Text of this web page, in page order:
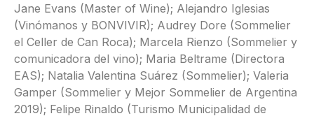
Jane Evans (Master of Wine); Alejandro Iglesias
(Vinómanos y BONVIVIR); Audrey Dore (Sommelier
el Celler de Can Roca); Marcela Rienzo (Sommelier y
comunicadora del vino); Maria Beltrame (Directora
EAS); Natalia Valentina Suárez (Sommelier); Valeria
Gamper (Sommelier y Mejor Sommelier de Argentina
2019); Felipe Rinaldo (Turismo Municipalidad de